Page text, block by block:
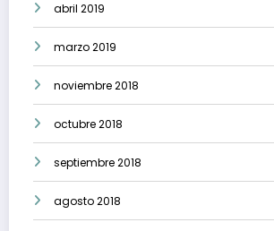
abril 2019
marzo 2019
noviembre 2018
octubre 2018
septiembre 2018
agosto 2018